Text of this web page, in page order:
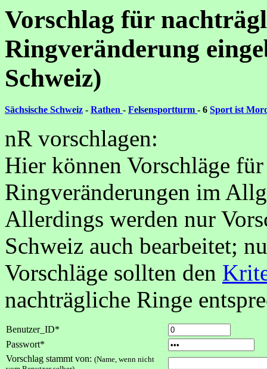
Vorschlag für
Ringveränderung
Schweiz)
Sächsische Schweiz - Rathen - Felsensportturm - 6 Sport ist
nR vorschlagen:
Hier können Vorschläge
Ringveränderungen im
Allerdings werden nur
Schweiz auch bearbeitet;
Vorschläge sollten den
nachträgliche Ringe
Benutzer_ID*
Passwort*
Vorschlag stammt von: (Name, wenn nicht